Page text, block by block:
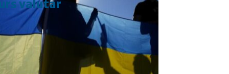
valutar
Curs valutar: 07 Aug 2026
EUR
: 5,2554 RON
+0,0041 ▲
: 4,5584 RON
+0,0077 ▲